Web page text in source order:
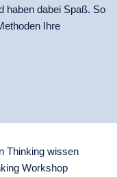
haben dabei Spaß. So
Ihre
Thinking wissen
Workshop